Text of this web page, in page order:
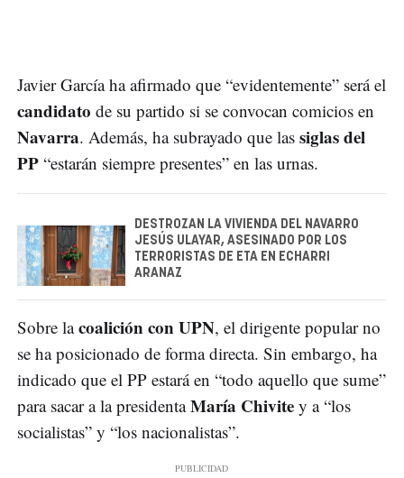
Javier García ha afirmado que “evidentemente” será el
candidato de su partido si se convocan comicios en
Navarra. Además, ha subrayado que las siglas del
PP “estarán siempre presentes” en las urnas.
DESTROZAN LA VIVIENDA DEL NAVARRO
JESÚS ULAYAR, ASESINADO POR LOS
TERRORISTAS DE ETA EN ECHARRI
ARANAZ
Sobre lacoalición con UPN, el dirigente popular no
se ha posicionado de forma directa. Sin embargo, ha
indicado que el PP estará en “todo aquello que sume”
para sacar a la presidentaMaría Chivite y a “los
socialistas” y “los nacionalistas”.